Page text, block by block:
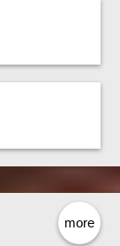
more